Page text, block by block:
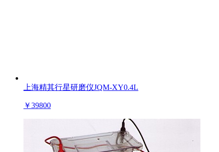
上海精其行星研磨仪JQM-XY0.4L
￥39800